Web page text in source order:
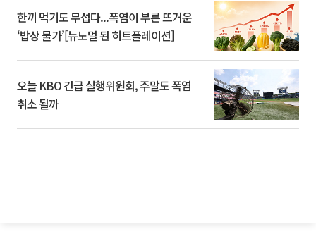
한끼 먹기도 무섭다...폭염이 부른 뜨거운
‘밥상 물가’[뉴노멀 된 히트플레이션]
오늘 KBO 긴급 실행위원회, 주말도 폭염
취소 될까